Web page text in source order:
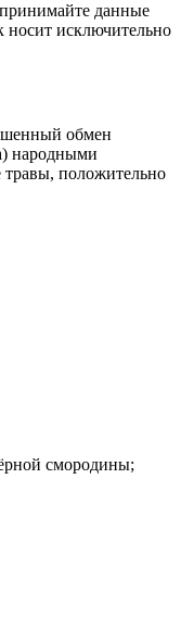
данные
носит исключительно
обмен
народными
положительно
смородины;